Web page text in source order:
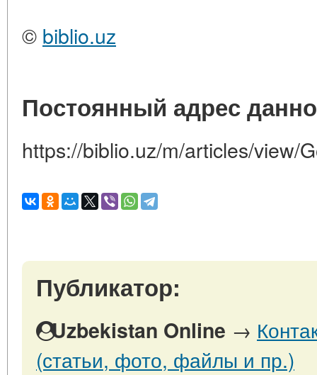
© biblio.uz
Постоянный адрес
https://biblio.uz/m/articles/view/
Публикатор:
Uzbekistan Online →
(статьи, фото, файлы и пр.)